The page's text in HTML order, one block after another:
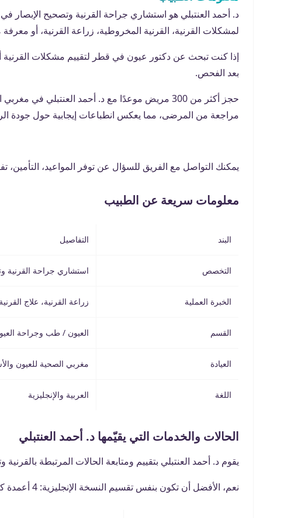
د. أحمد العنتبلي هو استشاري جراحة القرنية وتصحيح الإبصار في
لمشكلات القرنية، القرنية المخروطية، زراعة القرنية، أو
إذا كنت تبحث عن دكتور عيون في قطر لتقييم مشكلات القرنية
بعد الفحص.
مراجعة من المرضى، مما يعكس انطباعات إيجابية حول جودة
يمكنك التواصل مع الفريق للسؤال عن توفر المواعيد، التأمين،
معلومات سريعة عن الطبيب
البند التفاصيل
التخصص استشاري جراحة القرنية
الخبرة العملية زراعة القرنية، علاج
القسم العيون / طب وجراحة
العيادة مغربي الصحية للعيون
اللغة العربية والإنجليزية
الحالات والخدمات التي يقيّمها د. أحمد العنتبلي
يقوم د. أحمد العنتبلي بتقييم ومتابعة الحالات المرتبطة
نعم، الأفضل أن تكون بنفس تقسيم النسخة الإنجليزية: 4 أعمدة كالتالي: